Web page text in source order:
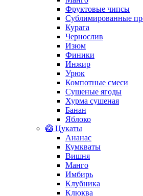
Фруктовые чипсы
Сублимированные
Курага
Чернослив
Изюм
Финики
Инжир
Урюк
Компотные смеси
Сушеные ягоды
Хурма сушеная
Банан
Яблоко
🥝 Цукаты
Ананас
Кумкваты
Вишня
Манго
Имбирь
Клубника
Клюква